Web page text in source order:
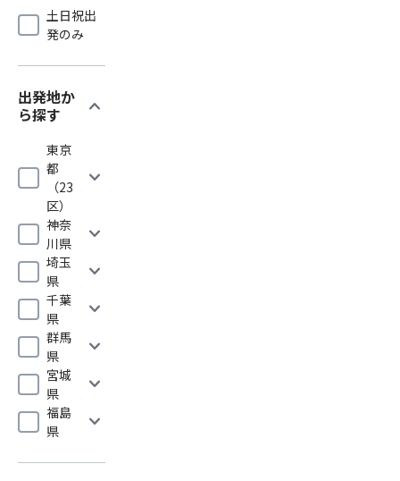
土日祝出
発のみ
出発地か
ら探す
expand_more
東京
都
（23
区）
expand_more
神奈
川県
expand_more
埼玉
県
expand_more
千葉
県
expand_more
群馬
県
expand_more
宮城
県
expand_more
福島
県
expand_more